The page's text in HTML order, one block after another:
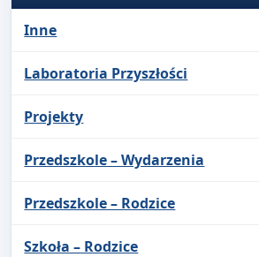
Inne
Laboratoria Przyszłości
Projekty
Przedszkole – Wydarzenia
Przedszkole – Rodzice
Szkoła – Rodzice